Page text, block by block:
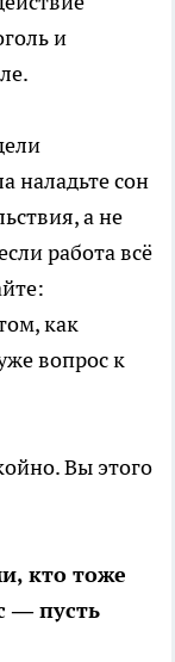
и
наладьте сон
а не
работа всё
как
вопрос к
Вы этого
кто тоже
— пусть